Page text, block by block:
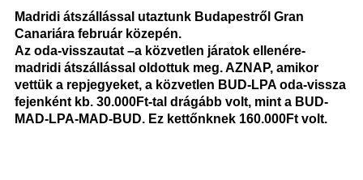
Madridi átszállással utaztunk Budapestről Gran
Canariára február közepén.
Az oda-visszautat –a közvetlen járatok ellenére-
madridi átszállással oldottuk meg. AZNAP, amikor
vettük a repjegyeket, a közvetlen BUD-LPA oda-vissza
fejenként kb. 30.000Ft-tal drágább volt, mint a BUD-
MAD-LPA-MAD-BUD. Ez kettőnknek 160.000Ft volt.